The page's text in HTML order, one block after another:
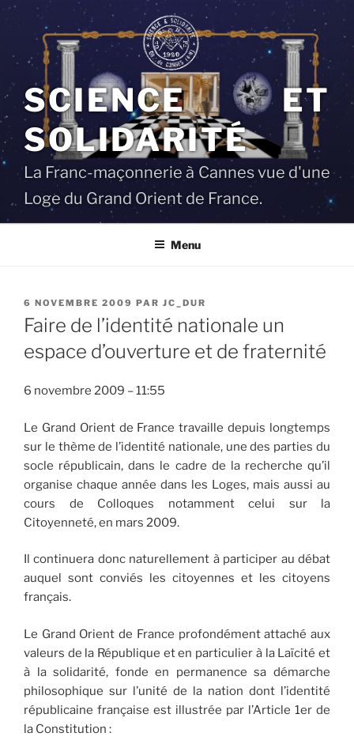
Aller
contenu
principal
SCIENCE ET
SOLIDARITÉ
La Franc-maçonnerie à Cannes vue d'une
Loge du Grand Orient de France.
Menu
PUBLIÉ
LE
6 NOVEMBRE 2009 PAR JC_DUR
Faire de l’identité nationale un
espace d’ouverture et de fraternité
6 novembre 2009 – 11:55
Le Grand Orient de France travaille depuis longtemps
sur le thème de l’identité nationale, une des parties du
socle républicain, dans le cadre de la recherche qu’il
organise chaque année dans les Loges, mais aussi au
cours de Colloques notamment celui sur la
Citoyenneté, en mars 2009.
Il continuera donc naturellement à participer au débat
auquel sont conviés les citoyennes et les citoyens
français.
Le Grand Orient de France profondément attaché aux
valeurs de la République et en particulier à la Laïcité et
à la solidarité, fonde en permanence sa démarche
philosophique sur l’unité de la nation dont l’identité
républicaine française est illustrée par l’Article 1er de
la Constitution :